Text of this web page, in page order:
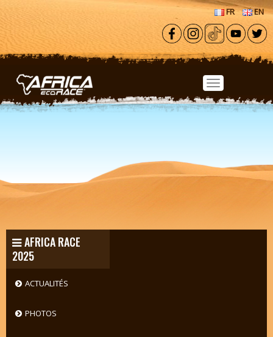
Aller au contenu principal
FR EN
AFRICA RACE
2025
ACTUALITÉS
PHOTOS